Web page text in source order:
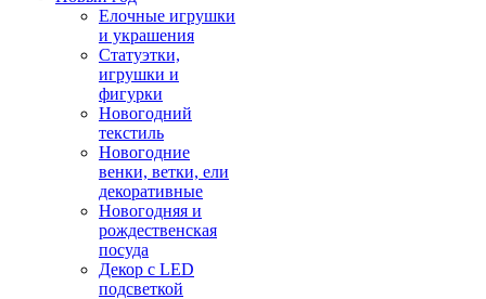
Елочные игрушки
и украшения
Статуэтки,
игрушки и
фигурки
Новогодний
текстиль
Новогодние
венки, ветки, ели
декоративные
Новогодняя и
рождественская
посуда
Декор с LED
подсветкой